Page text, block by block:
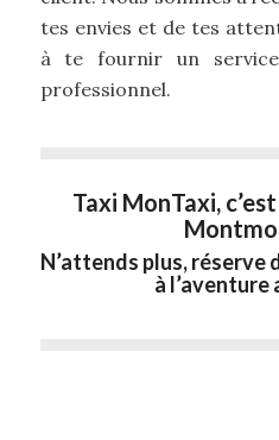
tes envies et de tes
à te fournir un
professionnel.
Taxi MonTaxi,
N’attends plus, réserve
à l’aventure